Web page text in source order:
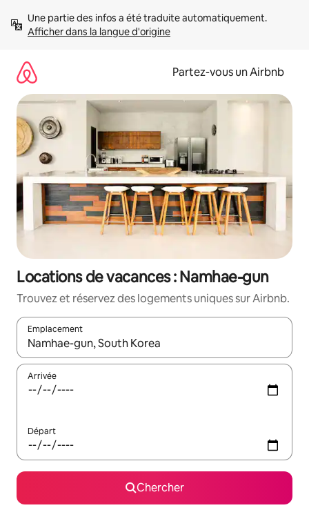
directement
Afficher dans la langue d'origine
Partez-vous un Airbnb
Locations de vacances : Namhae-gun
Trouvez et réservez des logements uniques sur Airbnb.
Emplacement
Quand les résultats sont affichés, parcourez-les en utilisant
Arrivée
Départ
Chercher